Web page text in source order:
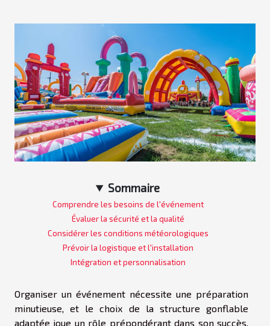
Sommaire
Comprendre les besoins de l'événement
Évaluer la sécurité et la qualité
Considérer les conditions météorologiques
Prévoir la logistique et l'installation
Intégration et personnalisation
Organiser un événement nécessite une préparation
minutieuse, et le choix de la structure gonflable
adaptée joue un rôle prépondérant dans son succès.